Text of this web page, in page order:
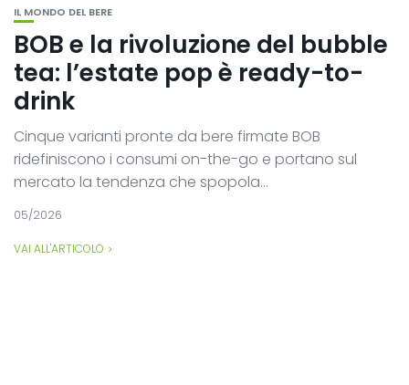
IL MONDO DEL BERE
BOB e la rivoluzione del bubble
tea: l’estate pop è ready-to-
drink
Cinque varianti pronte da bere firmate BOB
ridefiniscono i consumi on-the-go e portano sul
mercato la tendenza che spopola...
05/2026
VAI ALL'ARTICOLO